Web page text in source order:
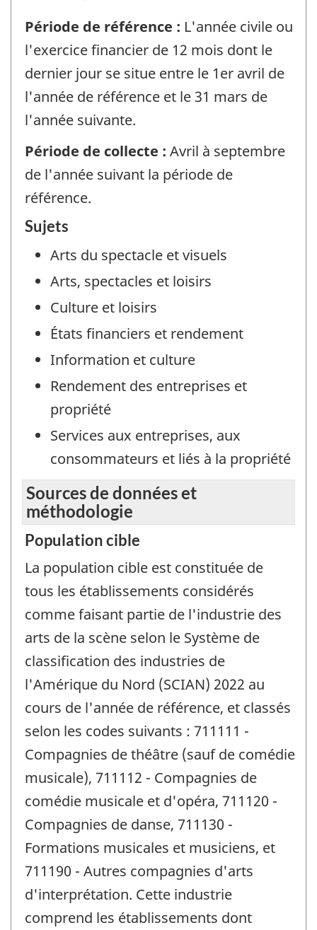
Période de référence : L'année civile ou
l'exercice financier de 12 mois dont le
dernier jour se situe entre le 1er avril de
l'année de référence et le 31 mars de
l'année suivante.
Période de collecte : Avril à septembre
de l'année suivant la période de
référence.
Sujets
Arts du spectacle et visuels
Arts, spectacles et loisirs
Culture et loisirs
États financiers et rendement
Information et culture
Rendement des entreprises et
propriété
Services aux entreprises, aux
consommateurs et liés à la propriété
Sources de données et
méthodologie
Population cible
La population cible est constituée de
tous les établissements considérés
comme faisant partie de l'industrie des
arts de la scène selon le Système de
classification des industries de
l'Amérique du Nord (SCIAN) 2022 au
cours de l'année de référence, et classés
selon les codes suivants : 711111 -
Compagnies de théâtre (sauf de comédie
musicale), 711112 - Compagnies de
comédie musicale et d'opéra, 711120 -
Compagnies de danse, 711130 -
Formations musicales et musiciens, et
711190 - Autres compagnies d'arts
d'interprétation. Cette industrie
comprend les établissements dont